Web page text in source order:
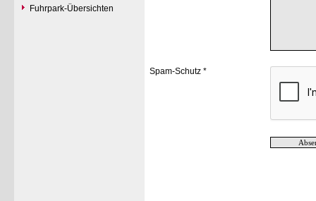
Fuhrpark-Übersichten
Spam-Schutz *